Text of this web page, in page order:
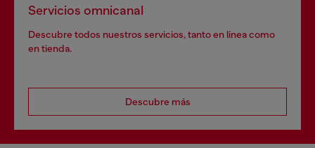
Servicios omnicanal
Descubre todos nuestros servicios, tanto en línea como
en tienda.
Descubre más